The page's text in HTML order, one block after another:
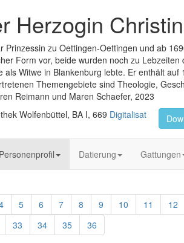
Herzogin
Prinzessin zu Oettingen-Oettingen und ab
Form vor, beide wurden noch zu
Witwe in Blankenburg lebte. Er enthält
Themengebiete sind Theologie,
Reimann und Maren Schaefer, 2023
Wolfenbüttel, BA I, 669 Digitalisat
Personenprofil Datierung Gattungen
5 6 7 8 9 10 11 12
33 34 35 36